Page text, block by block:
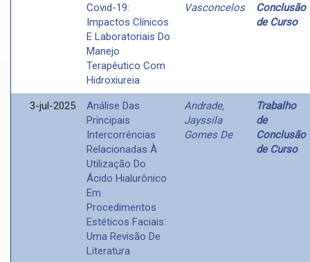
Covid-19:
Impactos Clínicos
E Laboratoriais Do
Manejo
Terapêutico Com
Hidroxiureia
Vasconcelos
Conclusão
de Curso
3-jul-2025
Análise Das
Principais
Intercorrências
Relacionadas À
Utilização Do
Ácido Hialurônico
Em
Procedimentos
Estéticos Faciais:
Uma Revisão De
Literatura
Andrade,
Jayssila
Gomes De
Trabalho
de
Conclusão
de Curso